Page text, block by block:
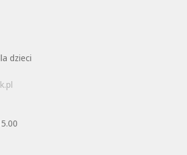
dzieci